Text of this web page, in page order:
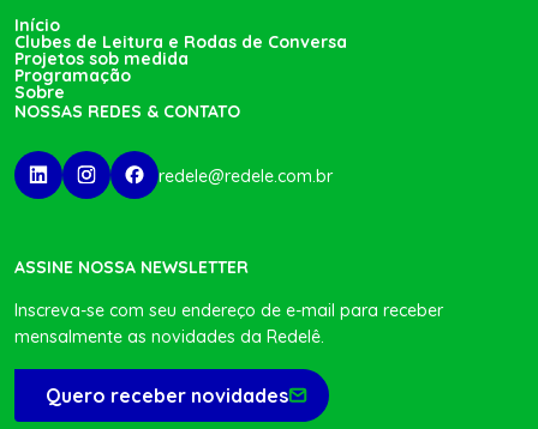
Início
Clubes de Leitura e Rodas de Conversa
Projetos sob medida
Programação
Sobre
NOSSAS REDES & CONTATO
redele@redele.com.br
ASSINE NOSSA NEWSLETTER
Inscreva-se com seu endereço de e-mail para receber
mensalmente as novidades da Redelê.
Quero receber novidades